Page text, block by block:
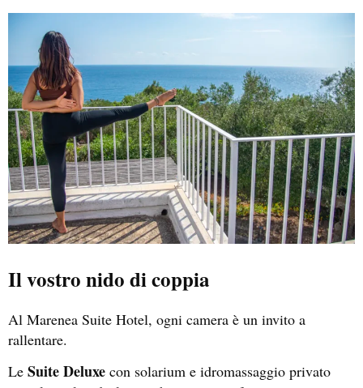
Il vostro nido di coppia
Al Marenea Suite Hotel, ogni camera è un invito a
rallentare.
Le Suite Deluxe con solarium e idromassaggio privato